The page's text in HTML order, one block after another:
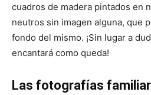
cuadros de madera pintados en
neutros sin imagen alguna, que
fondo del mismo. ¡Sin lugar a
encantará como queda!
Las fotografías